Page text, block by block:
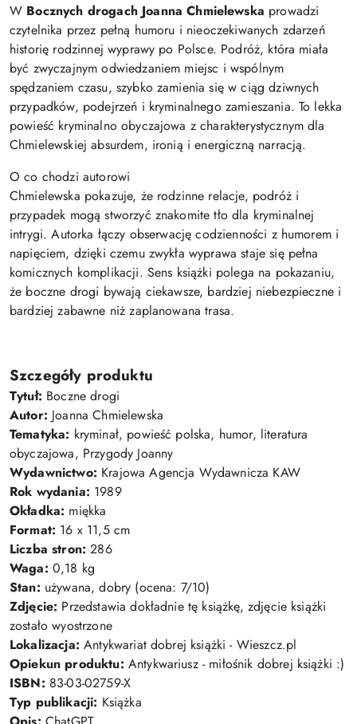
W Bocznych drogach Joanna Chmielewska prowadzi
czytelnika przez pełną humoru i nieoczekiwanych zdarzeń
historię rodzinnej wyprawy po Polsce. Podróż, która miała
być zwyczajnym odwiedzaniem miejsc i wspólnym
spędzaniem czasu, szybko zamienia się w ciąg dziwnych
przypadków, podejrzeń i kryminalnego zamieszania. To lekka
powieść kryminalno obyczajowa z charakterystycznym dla
Chmielewskiej absurdem, ironią i energiczną narracją.
O co chodzi autorowi
Chmielewska pokazuje, że rodzinne relacje, podróż i
przypadek mogą stworzyć znakomite tło dla kryminalnej
intrygi. Autorka łączy obserwację codzienności z humorem i
napięciem, dzięki czemu zwykła wyprawa staje się pełna
komicznych komplikacji. Sens książki polega na pokazaniu,
że boczne drogi bywają ciekawsze, bardziej niebezpieczne i
bardziej zabawne niż zaplanowana trasa.
Szczegóły produktu
Tytuł: Boczne drogi
Autor: Joanna Chmielewska
Tematyka: kryminał, powieść polska, humor, literatura
obyczajowa, Przygody Joanny
Wydawnictwo: Krajowa Agencja Wydawnicza KAW
Rok wydania: 1989
Okładka: miękka
Format: 16 x 11,5 cm
Liczba stron: 286
Waga: 0,18 kg
Stan: używana, dobry (ocena: 7/10)
Zdjęcie: Przedstawia dokładnie tę książkę, zdjęcie książki
zostało wyostrzone
Lokalizacja: Antykwariat dobrej książki - Wieszcz.pl
Opiekun produktu: Antykwariusz - miłośnik dobrej książki :)
ISBN: 83-03-02759-X
Typ publikacji: Książka